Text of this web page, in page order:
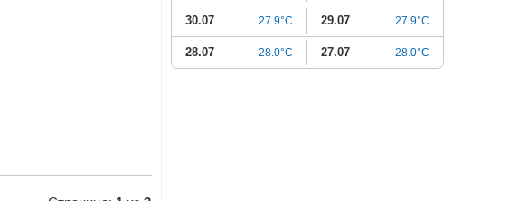
30.07 27.9°C 29.07 27.9°C
28.07 28.0°C 27.07 28.0°C